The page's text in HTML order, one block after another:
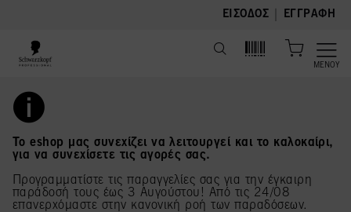
ΕΊΣΟΔΟΣ ΕΓΓΡΑΦΉ
ΜΕΝΟΎ
Το eshop μας συνεχίζει να λειτουργεί και το καλοκαίρι,
για να συνεχίσετε τις αγορές σας.
Προγραμματίστε τις παραγγελίες σας για την έγκαιρη
παράδοσή τους έως 3 Αυγούστου! Από τις 24/08
επανερχόμαστε στην κανονική ροή των παραδόσεων.